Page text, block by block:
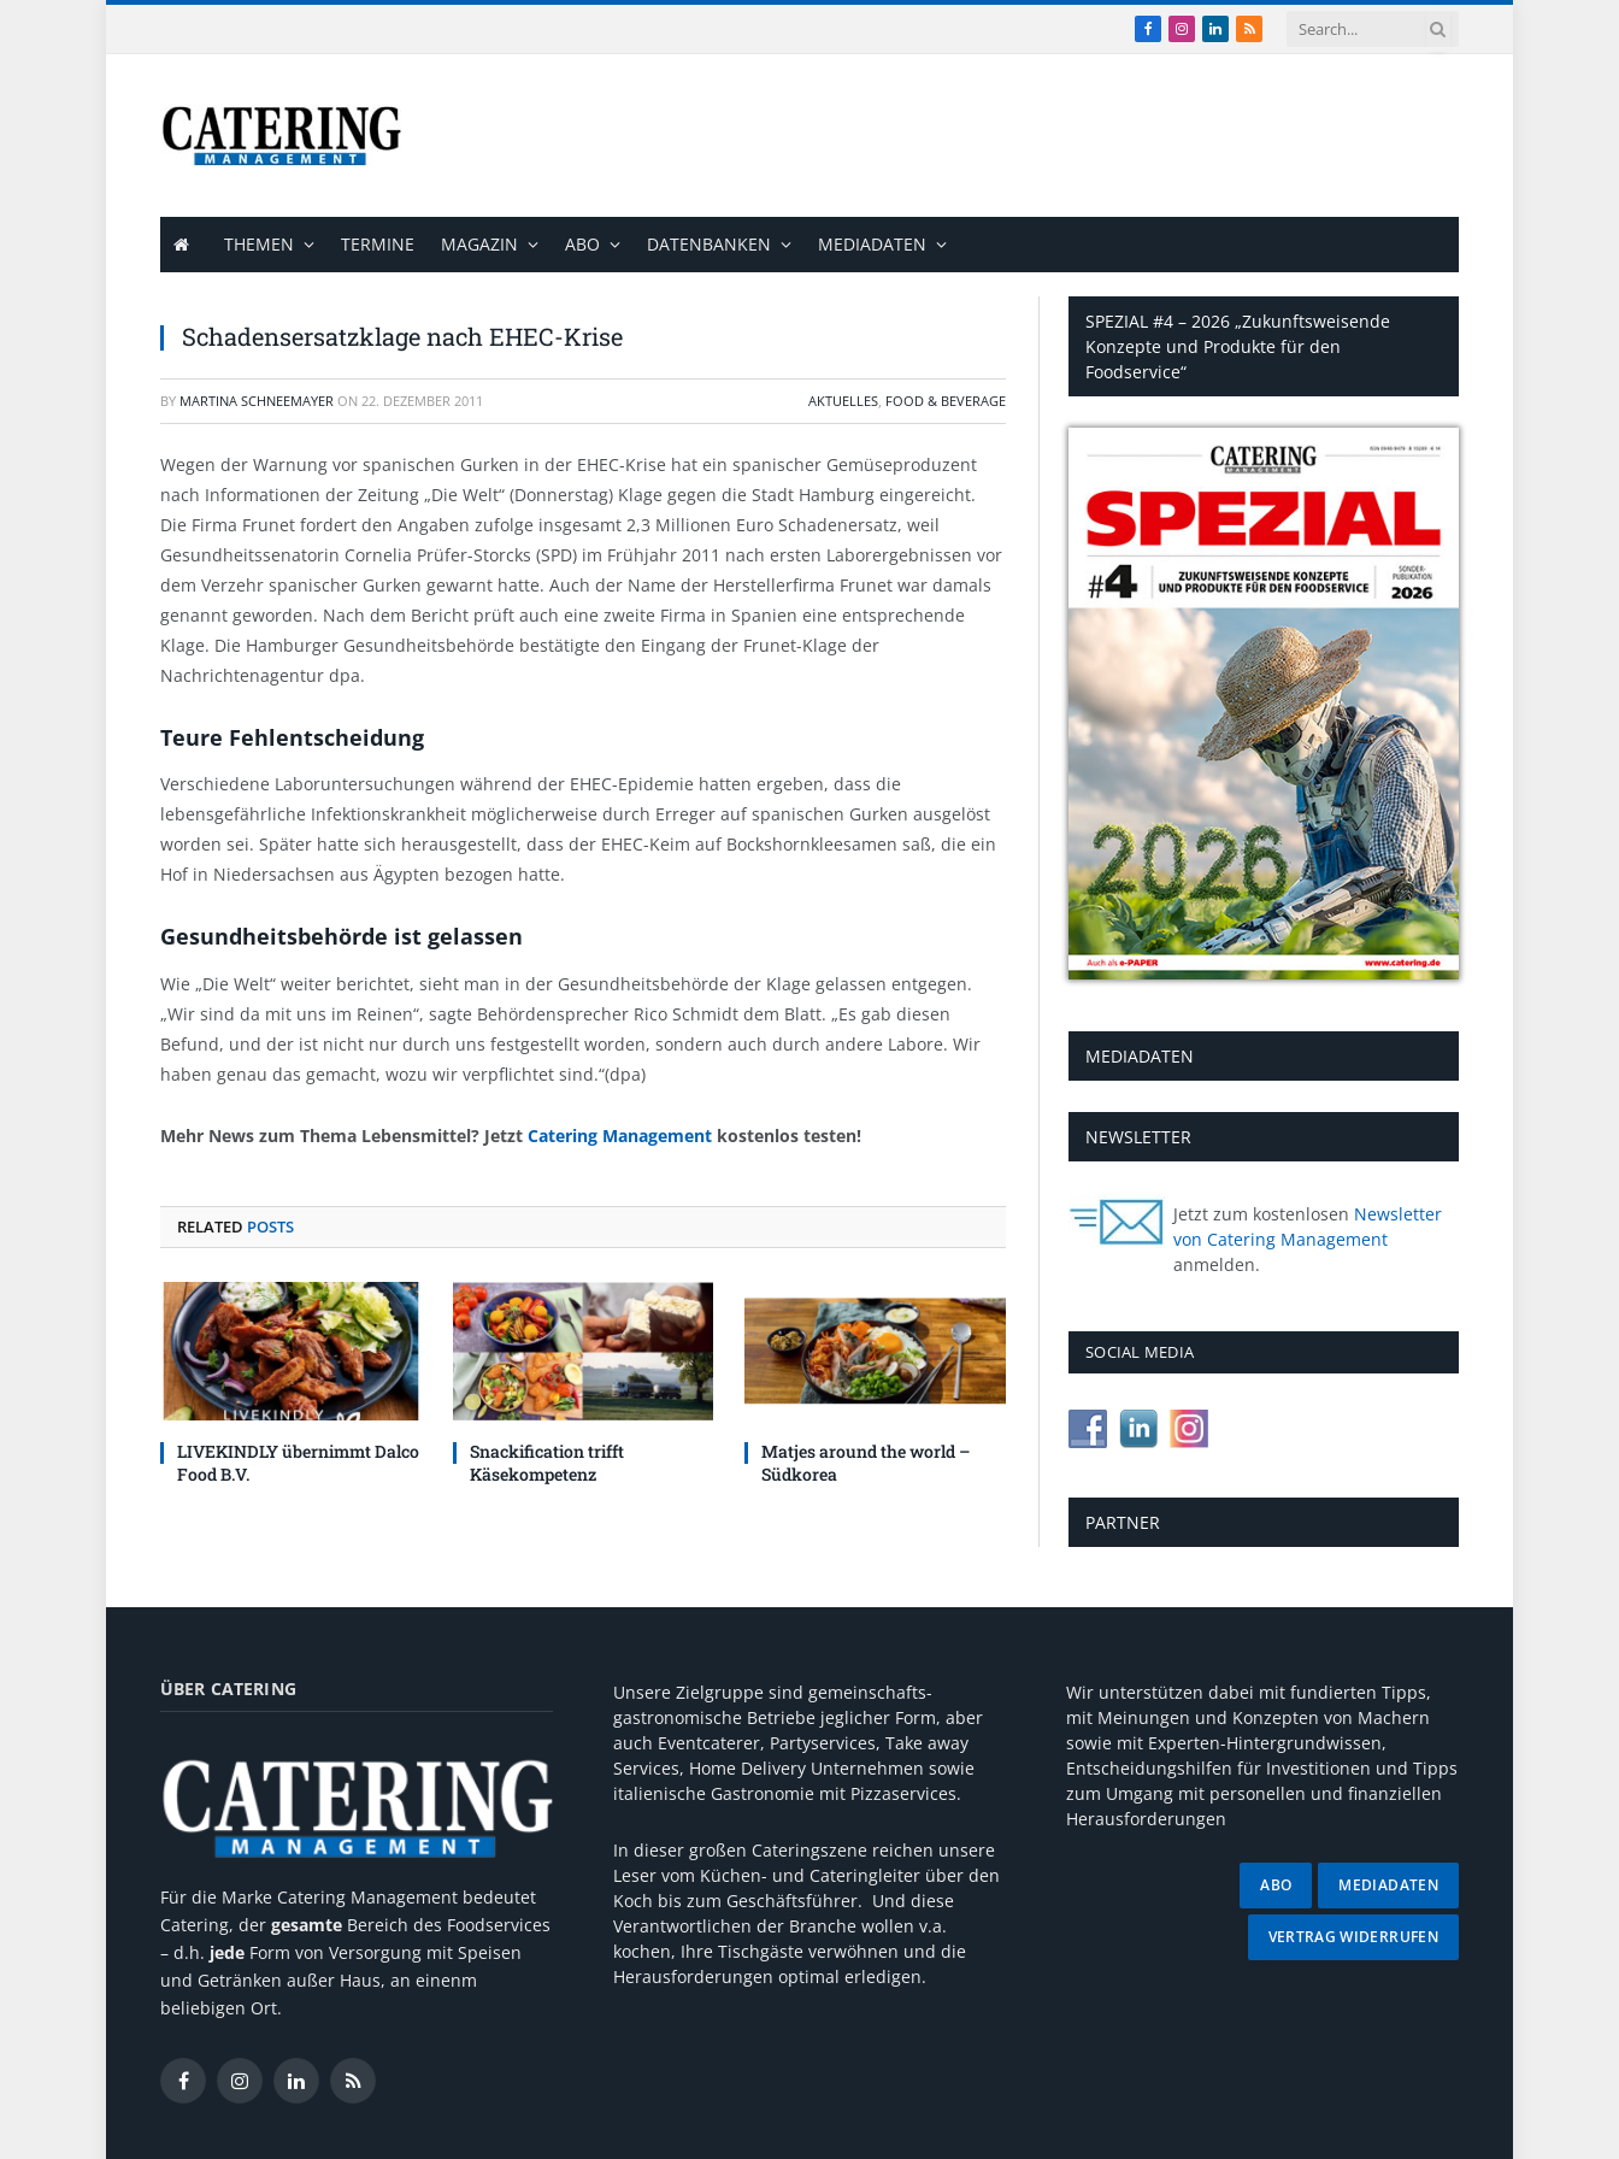
Facebook
Instagram
LinkedIn
RSS
THEMEN TERMINE MAGAZIN ABO DATENBANKEN MEDIADATEN
Schadensersatzklage nach EHEC-Krise
BY MARTINA SCHNEEMAYER ON 22. DEZEMBER 2011 AKTUELLES, FOOD & BEVERAGE
Wegen der Warnung vor spanischen Gurken in der EHEC-Krise hat ein spanischer Gemüseproduzent
nach Informationen der Zeitung „Die Welt“ (Donnerstag) Klage gegen die Stadt Hamburg eingereicht.
Die Firma Frunet fordert den Angaben zufolge insgesamt 2,3 Millionen Euro Schadenersatz, weil
Gesundheitssenatorin Cornelia Prüfer-Storcks (SPD) im Frühjahr 2011 nach ersten Laborergebnissen vor
dem Verzehr spanischer Gurken gewarnt hatte. Auch der Name der Herstellerfirma Frunet war damals
genannt geworden. Nach dem Bericht prüft auch eine zweite Firma in Spanien eine entsprechende
Klage. Die Hamburger Gesundheitsbehörde bestätigte den Eingang der Frunet-Klage der
Nachrichtenagentur dpa.
Teure Fehlentscheidung
Verschiedene Laboruntersuchungen während der EHEC-Epidemie hatten ergeben, dass die
lebensgefährliche Infektionskrankheit möglicherweise durch Erreger auf spanischen Gurken ausgelöst
worden sei. Später hatte sich herausgestellt, dass der EHEC-Keim auf Bockshornkleesamen saß, die ein
Hof in Niedersachsen aus Ägypten bezogen hatte.
Gesundheitsbehörde ist gelassen
Wie „Die Welt“ weiter berichtet, sieht man in der Gesundheitsbehörde der Klage gelassen entgegen.
„Wir sind da mit uns im Reinen“, sagte Behördensprecher Rico Schmidt dem Blatt. „Es gab diesen
Befund, und der ist nicht nur durch uns festgestellt worden, sondern auch durch andere Labore. Wir
haben genau das gemacht, wozu wir verpflichtet sind.“(dpa)
Mehr News zum Thema Lebensmittel? Jetzt Catering Management kostenlos testen!
RELATED POSTS
LIVEKINDLY übernimmt Dalco
Food B.V.
Snackification trifft
Käsekompetenz
Matjes around the world –
Südkorea
SPEZIAL #4 – 2026 „Zukunftsweisende
Konzepte und Produkte für den
Foodservice“
MEDIADATEN
NEWSLETTER
Jetzt zum kostenlosen Newsletter
von Catering Management
anmelden.
SOCIAL MEDIA
PARTNER
ÜBER CATERING
Für die Marke Catering Management bedeutet
Catering, der gesamte Bereich des Foodservices
– d.h. jede Form von Versorgung mit Speisen
und Getränken außer Haus, an einenm
beliebigen Ort.
FacebookInstagramLinkedInRSS
Unsere Zielgruppe sind gemeinschafts-
gastronomische Betriebe jeglicher Form, aber
auch Eventcaterer, Partyservices, Take away
Services, Home Delivery Unternehmen sowie
italienische Gastronomie mit Pizzaservices.
In dieser großen Cateringszene reichen unsere
Leser vom Küchen- und Cateringleiter über den
Koch bis zum Geschäftsführer. Und diese
Verantwortlichen der Branche wollen v.a.
kochen, Ihre Tischgäste verwöhnen und die
Herausforderungen optimal erledigen.
Wir unterstützen dabei mit fundierten Tipps,
mit Meinungen und Konzepten von Machern
sowie mit Experten-Hintergrundwissen,
Entscheidungshilfen für Investitionen und Tipps
zum Umgang mit personellen und finanziellen
Herausforderungen
MEDIADATEN
ABO
VERTRAG WIDERRUFEN